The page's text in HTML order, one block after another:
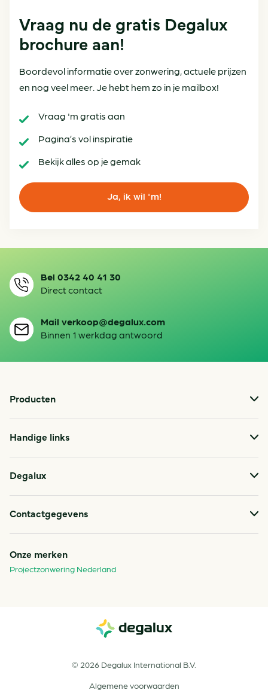
Vraag nu de gratis Degalux
brochure aan!
Boordevol informatie over zonwering, actuele prijzen
en nog veel meer. Je hebt hem zo in je mailbox!
Vraag 'm gratis aan
Pagina’s vol inspiratie
Bekijk alles op je gemak
Ja, ik wil 'm!
Bel 0342 40 41 30
Direct contact
Mail verkoop@degalux.com
Binnen 1 werkdag antwoord
Producten
Handige links
Degalux
Contactgegevens
Onze merken
Projectzonwering Nederland
© 2026 Degalux International B.V.
Algemene voorwaarden